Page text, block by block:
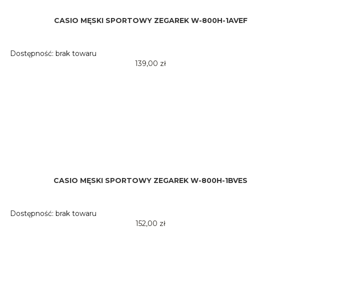
CASIO MĘSKI SPORTOWY ZEGAREK W-800H-1AVEF
Dostępność: brak towaru
139,00 zł
CASIO MĘSKI SPORTOWY ZEGAREK W-800H-1BVES
Dostępność: brak towaru
152,00 zł